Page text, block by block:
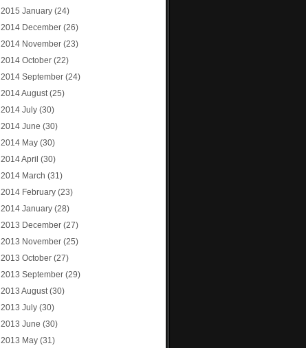
2015 January (24)
2014 December (26)
2014 November (23)
2014 October (22)
2014 September (24)
2014 August(25)
2014 July (30)
2014 June (30)
2014 May (30)
2014 April (30)
2014 March (31)
2014 February (23)
2014 January (28)
2013 December (27)
2013 November (25)
2013 October (27)
2013 September (29)
2013 August(30)
2013 July (30)
2013 June (30)
2013 May (31)